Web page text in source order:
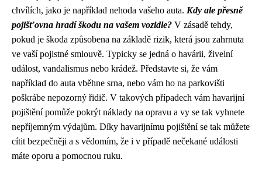
chvílích, jako je například nehoda vašeho auta. Kdy ale přesně
pojišťovna hradí škodu na vašem vozidle? V zásadě tehdy,
pokud je škoda způsobena na základě rizik, která jsou zahrnuta
ve vaší pojistné smlouvě. Typicky se jedná o havárii, živelní
událost, vandalismus nebo krádež. Představte si, že vám
například do auta vběhne srna, nebo vám ho na parkovišti
poškrábe nepozorný řidič. V takových případech vám havarijní
pojištění pomůže pokrýt náklady na opravu a vy se tak vyhnete
nepříjemným výdajům. Díky havarijnímu pojištění se tak můžete
cítit bezpečněji a s vědomím, že i v případě nečekané události
máte oporu a pomocnou ruku.